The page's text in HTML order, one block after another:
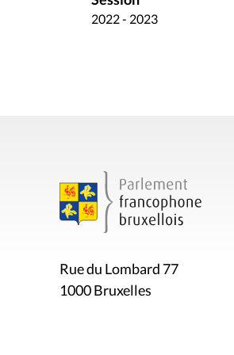
2022 - 2023
Rue du Lombard 77
1000 Bruxelles